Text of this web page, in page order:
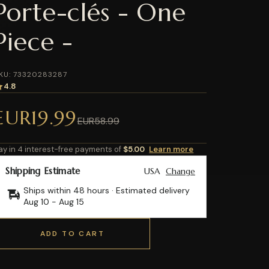
clés - One
-
73320283287
4.8
EUR58.99
in 4 interest-free payments of $5.00 Learn more
Shipping Estimate USA Change
Ships within 48 hours · Estimated delivery
Aug 10 -Aug 15
ADD TO CART